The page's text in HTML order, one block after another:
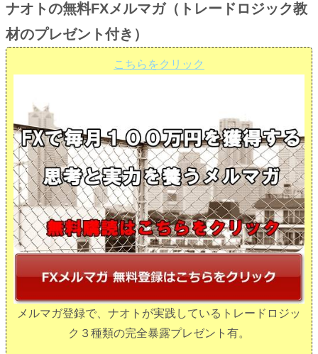
ナオトの無料FXメルマガ（トレードロジック教
材のプレゼント付き）
こちらをクリック
メルマガ登録で、ナオトが実践しているトレードロジッ
ク３種類の完全暴露プレゼント有。